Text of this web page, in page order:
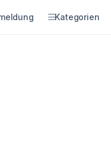
Kategorien